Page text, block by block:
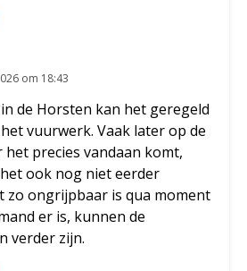
om 18:43
de Horsten kan het geregeld
vuurwerk. Vaak later op de
het precies vandaan komt,
ook nog niet eerder
zo ongrijpbaar is qua moment
er is, kunnen de
verder zijn.